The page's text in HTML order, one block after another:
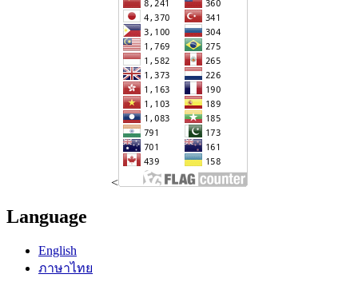
<
Language
English
ภาษาไทย